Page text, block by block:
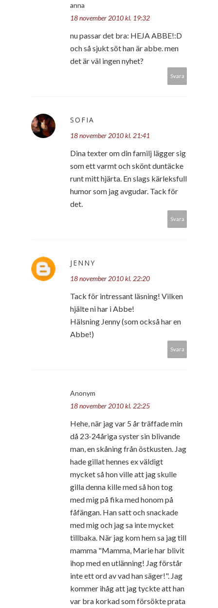
anna
18 november 2010 kl. 19:32
nu passar det bra: HEJA ABBE!:D
och så sjukt söt han är abbe. men
det är väl ingen nyhet?
Svara
SOFIA
18 november 2010 kl. 21:41
Dina texter om din familj lägger sig
som ett varmt och skönt duntäcke
runt mitt hjärta. En slags kärleksfull
humor som jag avgudar. Tack för
det.
Svara
JENNY
18 november 2010 kl. 22:20
Tack för intressant läsning! Vilken
hjälte ni har i Abbe!
Hälsning Jenny (som också har en
Abbe!)
Svara
Anonym
18 november 2010 kl. 22:25
Hehe, när jag var 5 år träffade min
då 23-24åriga syster sin blivande
man, en skåning från östkusten. Jag
hade gillat hennes ex väldigt
mycket så hon ville att jag skulle
gilla denna kille med så hon tog
med mig på fika med honom på
fåfängan. Han satt och snackade
med mig och jag sa inte mycket
tillbaka. När jag kom hem sa jag till
mamma "Mamma, Marie har blivit
ihop med en utlänning! Jag förstår
inte ett ord av vad han säger!". Jag
kommer ihåg att jag tyckte att han
var bra korkad som försökte prata